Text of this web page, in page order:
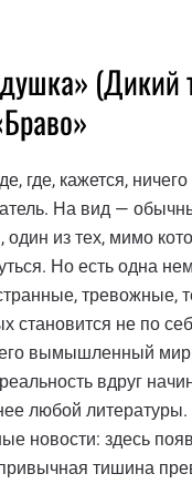
где, кажется,
На вид —
один из тех, мимо
Но есть одна
тревожные,
становится не по
его вымышленный мир
вдруг
любой литературы.
новости: здесь
тишина